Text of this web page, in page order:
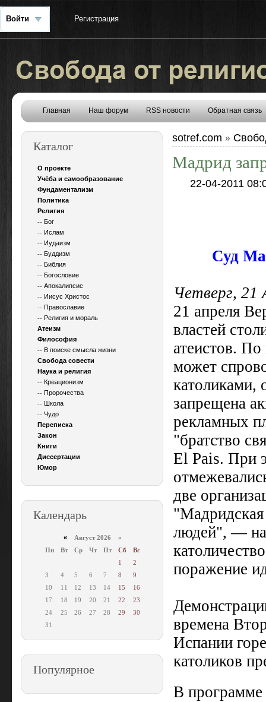
Войти Регистрация
Главная Наш форум RSS новости Обратная связь
Каталог
О проекте
Учёба и самообразование
Фундаментализм
Политика
Религия
-- Бог
-- Ислам
-- Иудаизм
-- Буддизм
-- Библия
-- Богословие
--Апокалипсис
-- Иисус Христос
--Православие
-- Религия и мораль
Атеизм
Философия
-- В поиске смысла жизни
Свобода совести
Наука и религия
-- Креационизм
--Пророчества
-- Школа
--Чудо
Переписка
Закон
Книги
Диссертации
Юмор
Календарь
«Август 2026 »
Пн
Вт Ср Чт Пт Сб
Вс
1
2
3
4 5 6 7 8
9
10
11 12 13 14 15
16
17
18 19 20 21 22
23
24
25 26 27 28 29
30
31
Популярное
sotref.com »
Мадрид
22-04-2011
Суд
Четверг, 21
21 апреля
властей
атеистов.
может
католиками,
запрещена
рекламных
"братство
El Pais. При
две
"Мадридская
людей", —
поражение
времена
Испании
католиков
В программе